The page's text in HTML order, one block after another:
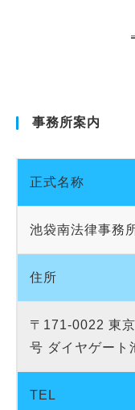
事務所案内
正式名称
池袋南法律事務
住所
〒171-0022 東
号 ダイヤゲート
TEL